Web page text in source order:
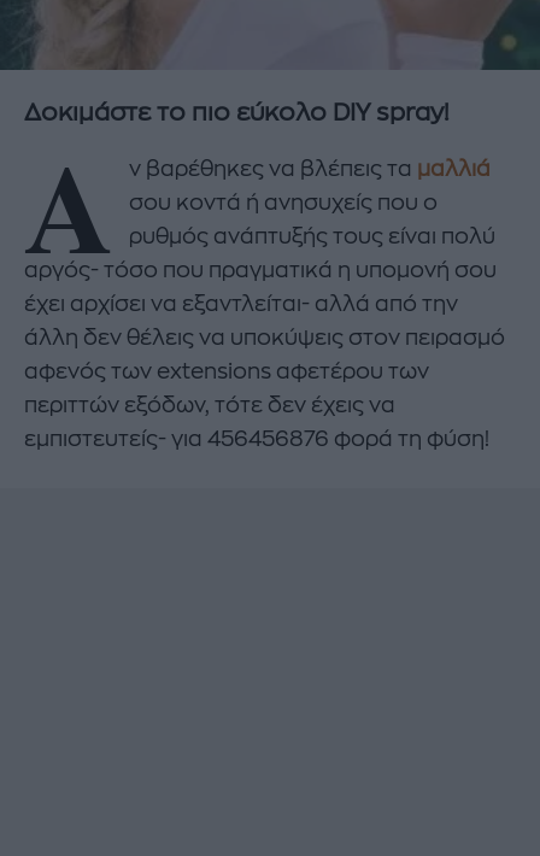
Δοκιμάστε το πιο εύκολο DIY spray!
Α ν βαρέθηκες να βλέπεις τα μαλλιά
σου κοντά ή ανησυχείς που ο
ρυθμός ανάπτυξής τους είναι πολύ
αργός- τόσο που πραγματικά η υπομονή σου
έχει αρχίσει να εξαντλείται- αλλά από την
άλλη δεν θέλεις να υποκύψεις στον πειρασμό
αφενός των extensions αφετέρου των
περιττών εξόδων, τότε δεν έχεις να
εμπιστευτείς- για 456456876 φορά τη φύση!